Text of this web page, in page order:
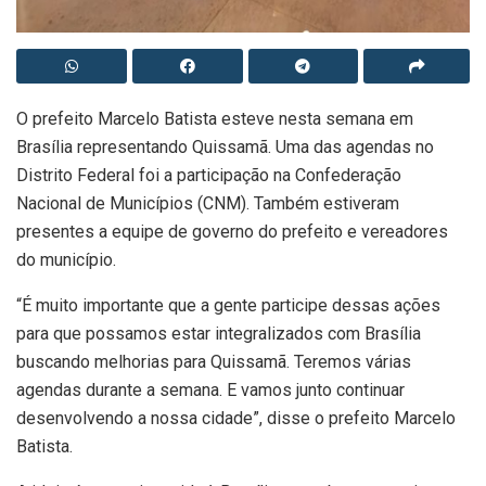
O prefeito Marcelo Batista esteve nesta semana em
Brasília representando Quissamã. Uma das agendas no
Distrito Federal foi a participação na Confederação
Nacional de Municípios (CNM). Também estiveram
presentes a equipe de governo do prefeito e vereadores
do município.
“É muito importante que a gente participe dessas ações
para que possamos estar integralizados com Brasília
buscando melhorias para Quissamã. Teremos várias
agendas durante a semana. E vamos junto continuar
desenvolvendo a nossa cidade”, disse o prefeito Marcelo
Batista.